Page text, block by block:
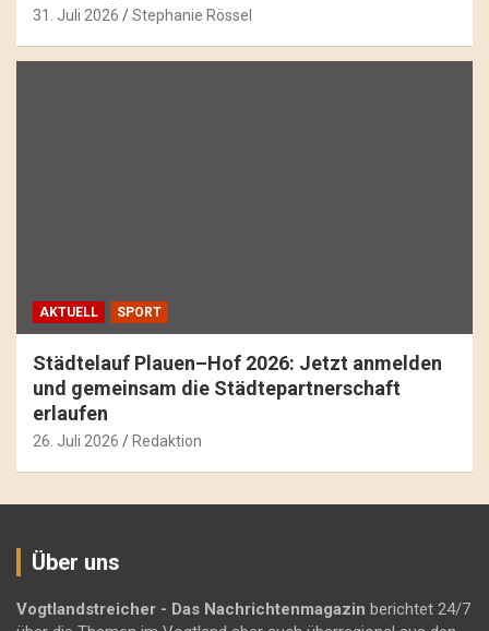
31. Juli 2026 Stephanie Rössel
AKTUELL SPORT
Städtelauf Plauen–Hof 2026: Jetzt anmelden
und gemeinsam die Städtepartnerschaft
erlaufen
26. Juli 2026 Redaktion
Über uns
Vogtlandstreicher - Das Nachrichtenmagazin berichtet 24/7